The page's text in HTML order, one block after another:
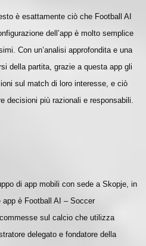
è esattamente ciò che Football AI
dell’app è molto semplice
Con un’analisi approfondita e una
della partita, grazie a questa app gli
sul match di loro interesse, e ciò
decisioni più razionali e responsabili.
di app mobili con sede a Skopje, in
app è Football AI – Soccer
sul calcio che utilizza
delegato e fondatore della